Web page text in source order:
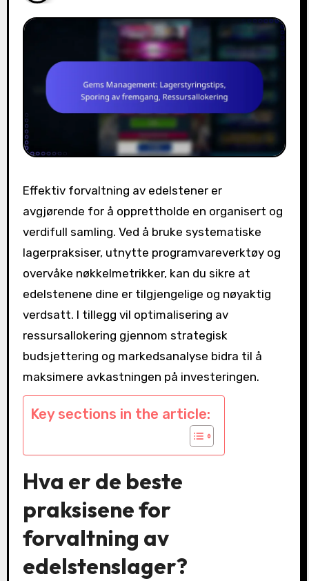
Effektiv forvaltning av edelstener er
avgjørende for å opprettholde en organisert og
verdifull samling. Ved å bruke systematiske
lagerpraksiser, utnytte programvareverktøy og
overvåke nøkkelmetrikker, kan du sikre at
edelstenene dine er tilgjengelige og nøyaktig
verdsatt. I tillegg vil optimalisering av
ressursallokering gjennom strategisk
budsjettering og markedsanalyse bidra til å
maksimere avkastningen på investeringen.
Key sections in the article:
Hva er de beste
praksisene for
forvaltning av
edelstenslager?